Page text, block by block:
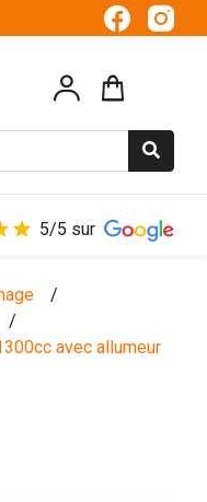
5/5 sur
/
/
avec allumeur